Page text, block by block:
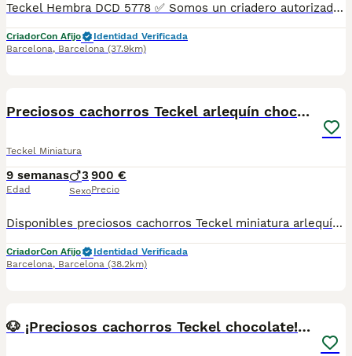
Teckel Hembra DCD 5778 ✅ Somos un criadero autorizado y certificado por la Generalitat de Catalunya. PARA MÁS INFORMACIÓN: ☎️ 933095977 📱 685878504 / 674320847 💻 www.aquanatura.es 🚙 Hacemos envíos 📌 Calle Roger de Flor 45, muy cerca del Arc de Triomf de Barcelona, de Lunes a Sábados. Se entregan con la mayoría de sus vacunas, desparasitados interna y externamente, con microchip y su registro, cartilla sanitaria y contrato de garantías, bajo la supervisión de nuestro equipo veterinario. AQUANATURA
CriadorCon Afijo
Identidad Verificada
Barcelona, Barcelona (37.9km)
Preciosos cachorros Teckel arlequín chocolate.🌭
Teckel Miniatura
9 semanas
Edad
3
Sexo
900 €
Precio
Disponibles preciosos cachorros Teckel miniatura arlequín chocolate, con un espectacular manto jaspeado y llamativos ojos azules. Criados en ambiente familiar, muy sociables, cariñosos y acostumbrados al contacto diario. Se entregan con la edad reglamentaria, desparasitados, con las vacunas correspondientes a su edad, revisión veterinaria y cartilla sanitaria. Son ideales como compañeros de familia por su carácter alegre, inteligente y afectuoso. Para más información, fotos, vídeos o disponibilidad, no dudes en contactar. Se buscan familias responsables que les ofrezcan un hogar lleno de cariño. Para más información podéis contactar con nosotros al 📲 614545279
CriadorCon Afijo
Identidad Verificada
Barcelona, Barcelona (38.2km)
🐶 ¡Preciosos cachorros Teckel chocolate! 🤎